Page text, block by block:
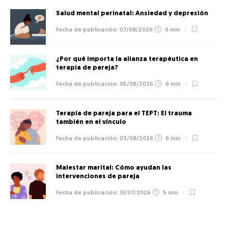
Salud mental perinatal: Ansiedad y depresión
07/08/2026 6 min
¿Por qué importa la alianza terapéutica en
terapia de pareja?
05/08/2026 6 min
Terapia de pareja para el TEPT: El trauma
también en el vínculo
03/08/2026 6 min
Malestar marital: Cómo ayudan las
intervenciones de pareja
31/07/2026 5 min